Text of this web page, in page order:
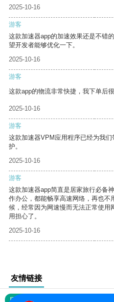
2025-10-16
游客
这款加速器app的加速效果还是不错
望开发者能够优化一下。
2025-10-16
游客
这款app的物流非常快捷，我下单后
2025-10-16
游客
这款加速器VPM应用程序已经为我
护。
2025-10-16
游客
这款加速器app简直是居家旅行必备
作办公，都能畅享高速网络，再也不
候，经常因为网速慢而无法正常使用
用担心了。
2025-10-16
友情链接
网站地图